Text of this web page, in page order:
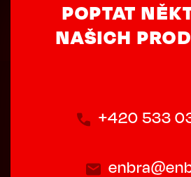
POPTAT
NAŠICH
+420 533